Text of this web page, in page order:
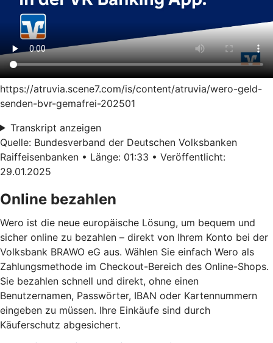
https://atruvia.scene7.com/is/content/atruvia/wero-geld-
senden-bvr-gemafrei-202501
Transkript anzeigen
Quelle: Bundesverband der Deutschen Volksbanken
Raiffeisenbanken • Länge: 01:33 • Veröffentlicht:
29.01.2025
Online bezahlen
Wero ist die neue europäische Lösung, um bequem und
sicher online zu bezahlen – direkt von Ihrem Konto bei der
Volksbank BRAWO eG aus. Wählen Sie einfach Wero als
Zahlungsmethode im Checkout-Bereich des Online-Shops.
Sie bezahlen schnell und direkt, ohne einen
Benutzernamen, Passwörter, IBAN oder Kartennummern
eingeben zu müssen. Ihre Einkäufe sind durch
Käuferschutz abgesichert.